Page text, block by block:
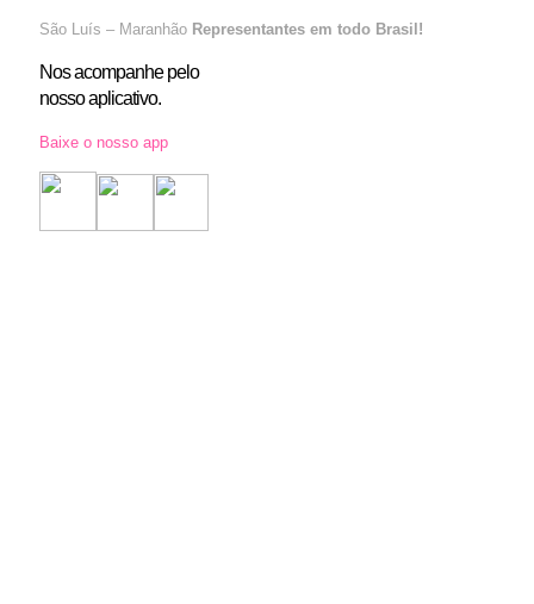
São Luís – Maranhão Representantes em todo Brasil!
Nos acompanhe pelo
nosso aplicativo.
Baixe o nosso app